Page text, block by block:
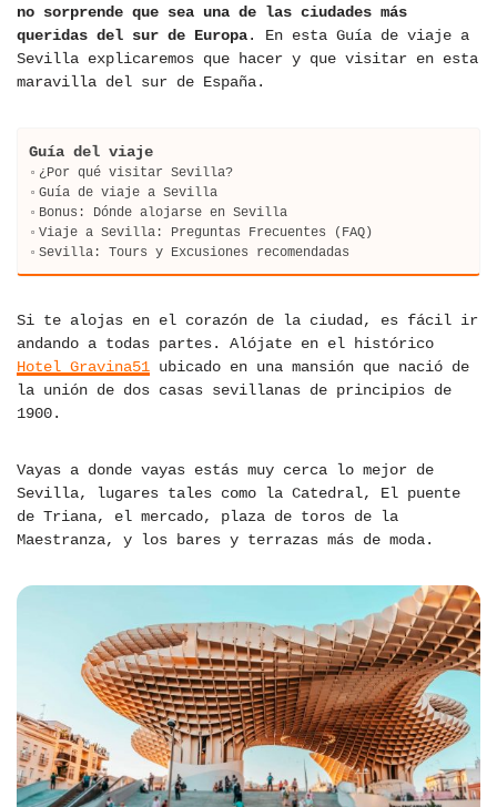
no sorprende que sea una de las ciudades más
queridas del sur de Europa. En esta Guía de viaje a
Sevilla explicaremos que hacer y que visitar en esta
maravilla del sur de España.
Guía del viaje
¿Por qué visitar Sevilla?
Guía de viaje a Sevilla
Bonus: Dónde alojarse en Sevilla
Viaje a Sevilla: Preguntas Frecuentes (FAQ)
Sevilla: Tours y Excusiones recomendadas
Si te alojas en el corazón de la ciudad, es fácil ir
andando a todas partes. Alójate en el histórico
Hotel Gravina51 ubicado en una mansión que nació de
la unión de dos casas sevillanas de principios de
1900.
Vayas a donde vayas estás muy cerca lo mejor de
Sevilla, lugares tales como la Catedral, El puente
de Triana, el mercado, plaza de toros de la
Maestranza, y los bares y terrazas más de moda.